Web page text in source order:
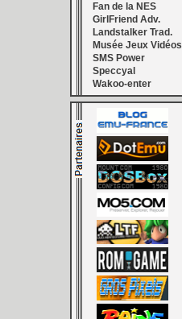
Fan de la NES
GirlFriend Adv.
Landstalker Trad.
Musée Jeux Vidéos
SMS Power
Speccyal
Wakoo-enter